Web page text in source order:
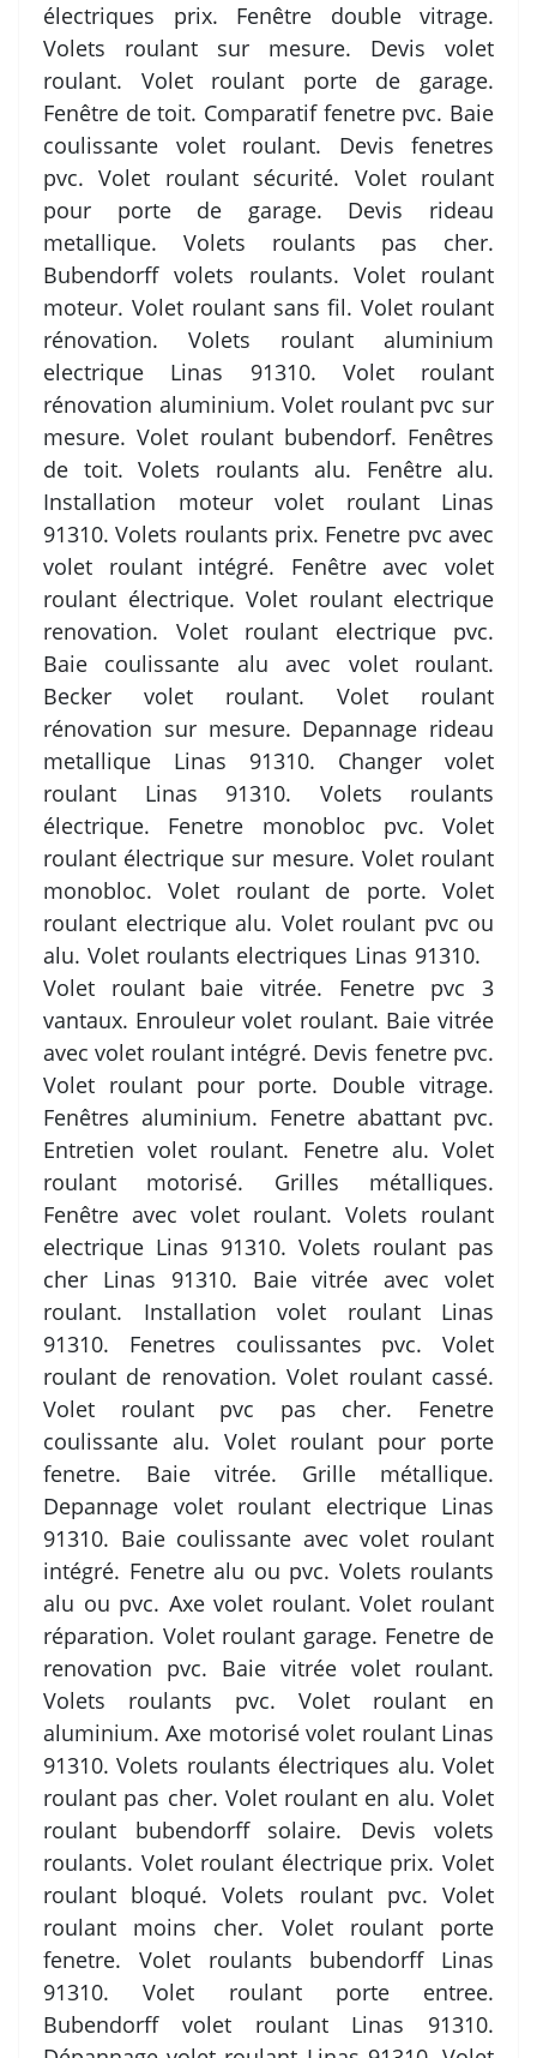
électriques prix. Fenêtre double vitrage.
Volets roulant sur mesure. Devis volet
roulant. Volet roulant porte de garage.
Fenêtre de toit. Comparatif fenetre pvc. Baie
coulissante volet roulant. Devis fenetres
pvc. Volet roulant sécurité. Volet roulant
pour porte de garage. Devis rideau
metallique. Volets roulants pas cher.
Bubendorff volets roulants. Volet roulant
moteur. Volet roulant sans fil. Volet roulant
rénovation. Volets roulant aluminium
electrique Linas 91310. Volet roulant
rénovation aluminium. Volet roulant pvc sur
mesure. Volet roulant bubendorf. Fenêtres
de toit. Volets roulants alu. Fenêtre alu.
Installation moteur volet roulant Linas
91310. Volets roulants prix. Fenetre pvc avec
volet roulant intégré. Fenêtre avec volet
roulant électrique. Volet roulant electrique
renovation. Volet roulant electrique pvc.
Baie coulissante alu avec volet roulant.
Becker volet roulant. Volet roulant
rénovation sur mesure. Depannage rideau
metallique Linas 91310. Changer volet
roulant Linas 91310. Volets roulants
électrique. Fenetre monobloc pvc. Volet
roulant électrique sur mesure. Volet roulant
monobloc. Volet roulant de porte. Volet
roulant electrique alu. Volet roulant pvc ou
alu. Volet roulants electriques Linas 91310.
Volet roulant baie vitrée. Fenetre pvc 3
vantaux. Enrouleur volet roulant. Baie vitrée
avec volet roulant intégré. Devis fenetre pvc.
Volet roulant pour porte. Double vitrage.
Fenêtres aluminium. Fenetre abattant pvc.
Entretien volet roulant. Fenetre alu. Volet
roulant motorisé. Grilles métalliques.
Fenêtre avec volet roulant. Volets roulant
electrique Linas 91310. Volets roulant pas
cher Linas 91310. Baie vitrée avec volet
roulant. Installation volet roulant Linas
91310. Fenetres coulissantes pvc. Volet
roulant de renovation. Volet roulant cassé.
Volet roulant pvc pas cher. Fenetre
coulissante alu. Volet roulant pour porte
fenetre. Baie vitrée. Grille métallique.
Depannage volet roulant electrique Linas
91310. Baie coulissante avec volet roulant
intégré. Fenetre alu ou pvc. Volets roulants
alu ou pvc. Axe volet roulant. Volet roulant
réparation. Volet roulant garage. Fenetre de
renovation pvc. Baie vitrée volet roulant.
Volets roulants pvc. Volet roulant en
aluminium. Axe motorisé volet roulant Linas
91310. Volets roulants électriques alu. Volet
roulant pas cher. Volet roulant en alu. Volet
roulant bubendorff solaire. Devis volets
roulants. Volet roulant électrique prix. Volet
roulant bloqué. Volets roulant pvc. Volet
roulant moins cher. Volet roulant porte
fenetre. Volet roulants bubendorff Linas
91310. Volet roulant porte entree.
Bubendorff volet roulant Linas 91310.